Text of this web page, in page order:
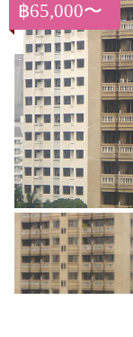
฿65,000〜